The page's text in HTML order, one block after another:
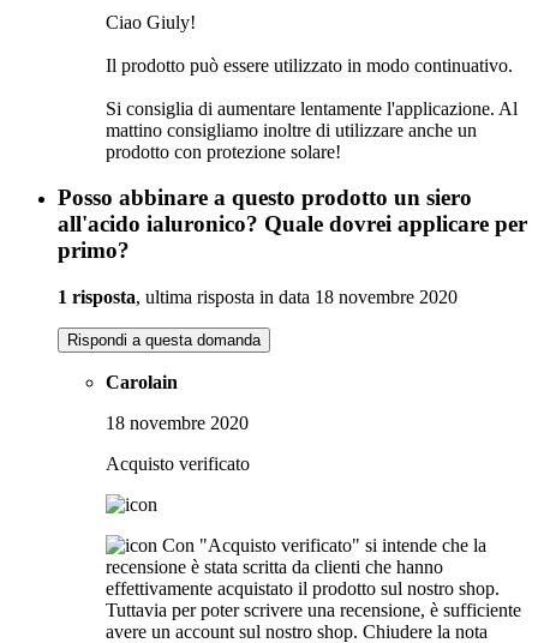
Ciao Giuly!
Il prodotto può essere utilizzato in modo continuativo.
Si consiglia di aumentare lentamente l'applicazione. Al
mattino consigliamo inoltre di utilizzare anche un
prodotto con protezione solare!
Posso abbinare a questo prodotto un siero
all'acido ialuronico? Quale dovrei applicare per
primo?
1 risposta, ultima risposta in data 18 novembre 2020
Rispondi a questa domanda
Carolain
18 novembre 2020
Acquisto verificato
Con "Acquisto verificato" si intende che la
recensione è stata scritta da clienti che hanno
effettivamente acquistato il prodotto sul nostro shop.
Tuttavia per poter scrivere una recensione, è sufficiente
avere un account sul nostro shop. Chiudere la nota